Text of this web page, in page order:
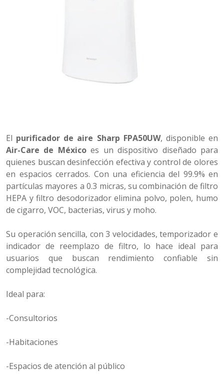
El purificador de aire Sharp FPA50UW, disponible en
Air-Care de Méxicoes un dispositivo diseñado para
quienes buscan desinfección efectiva y control de olores
en espacios cerrados. Con una eficiencia del 99.9% en
partículas mayores a 0.3 micras, su combinación de filtro
HEPA y filtro desodorizador elimina polvo, polen, humo
de cigarro, VOC, bacterias, virus y moho.
Su operación sencilla, con 3 velocidades, temporizador e
indicador de reemplazo de filtro, lo hace ideal para
usuarios que buscan rendimiento confiable sin
complejidad tecnológica.
Ideal para:
-Consultorios
-Habitaciones
-Espacios de atención al público